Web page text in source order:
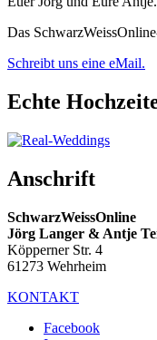
Das
Schreibt uns eine eMail.
Echte
Anschrift
SchwarzWeissOnline
Jörg Langer & Antje
Köpperner Str. 4
61273 Wehrheim
KONTAKT
Facebook